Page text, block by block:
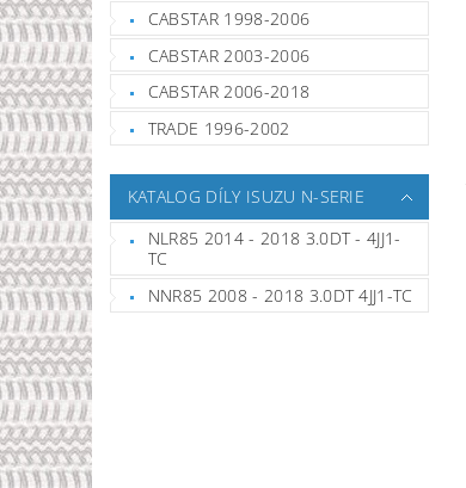
CABSTAR 1998-2006
CABSTAR 2003-2006
CABSTAR 2006-2018
TRADE 1996-2002
KATALOG DÍLY ISUZU N-SERIE
NLR85 2014 - 2018 3.0DT - 4JJ1-
TC
NNR85 2008 - 2018 3.0DT 4JJ1-TC